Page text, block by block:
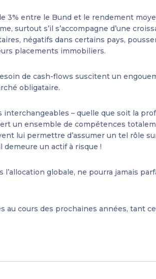
3% entre le Bund et le rendement
surtout s’il s’accompagne d’une
négatifs dans certains pays,
placements immobiliers.
de cash-flows suscitent un
obligataire.
interchangeables – quelle que soit la
un ensemble de compétences
lui permettre d’assumer un tel rôle
un actif à risque !
l’allocation globale, ne pourra jamais
au cours des prochaines années, tant